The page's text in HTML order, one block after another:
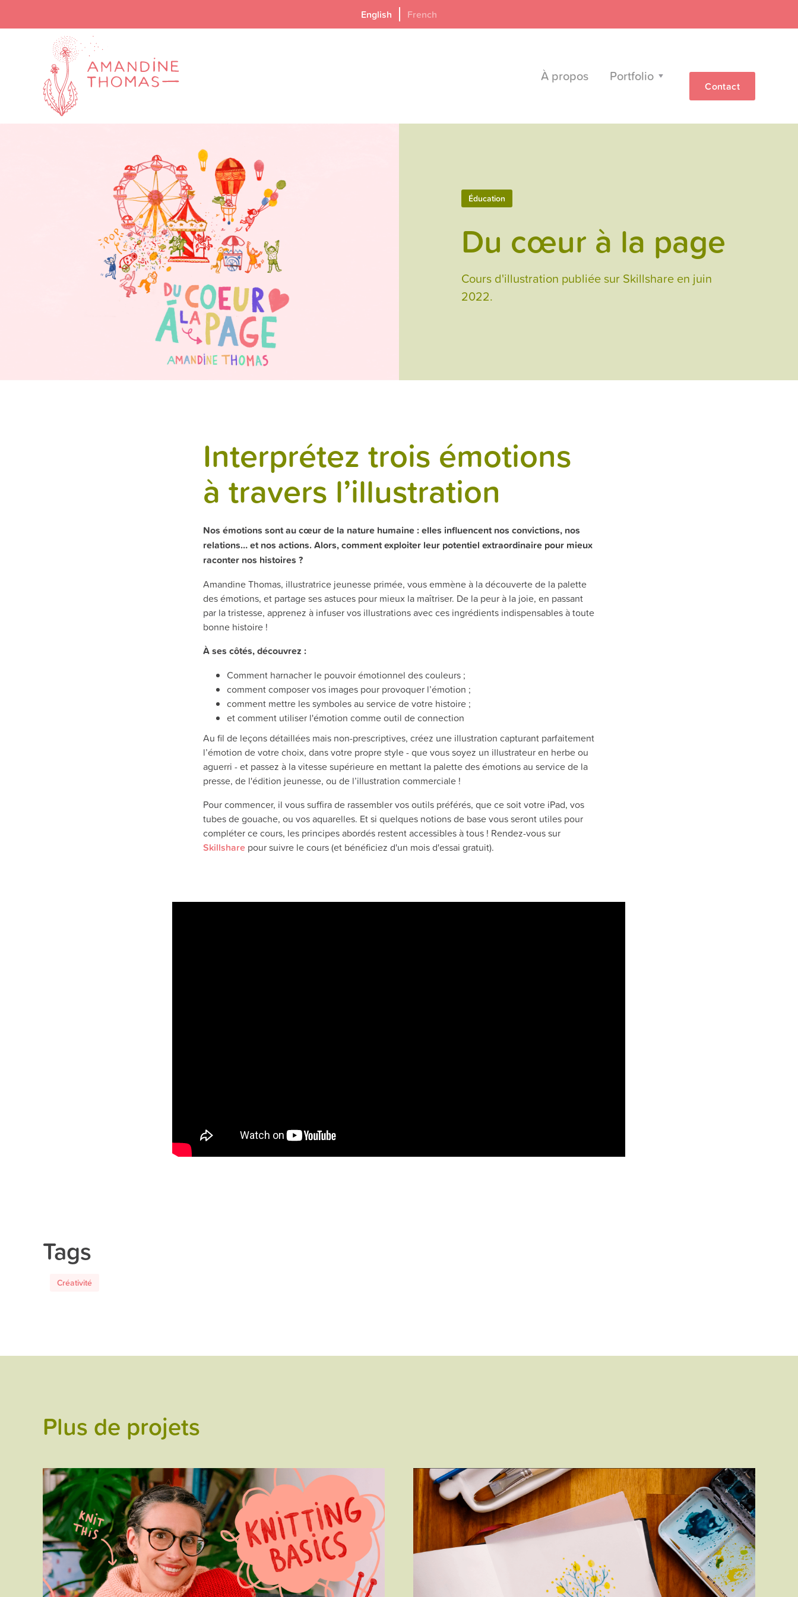
English French
À propos Portfolio
Contact
Éducation
Du cœur à la page
Cours d'illustration publiée sur Skillshare en juin
2022.
Interprétez trois émotions
à travers l’illustration
Nos émotions sont au cœur de la nature humaine : elles influencent nos convictions, nos
relations… et nos actions. Alors, comment exploiter leur potentiel extraordinaire pour mieux
raconter nos histoires ?
Amandine Thomas, illustratrice jeunesse primée, vous emmène à la découverte de la palette
des émotions, et partage ses astuces pour mieux la maîtriser. De la peur à la joie, en passant
par la tristesse, apprenez à infuser vos illustrations avec ces ingrédients indispensables à toute
bonne histoire !
À ses côtés, découvrez :
Comment harnacher le pouvoir émotionnel des couleurs ;
comment composer vos images pour provoquer l’émotion ;
comment mettre les symboles au service de votre histoire ;
et comment utiliser l'émotion comme outil de connection
Au fil de leçons détaillées mais non-prescriptives, créez une illustration capturant parfaitement
l’émotion de votre choix, dans votre propre style - que vous soyez un illustrateur en herbe ou
aguerri - et passez à la vitesse supérieure en mettant la palette des émotions au service de la
presse, de l'édition jeunesse, ou de l’illustration commerciale !
Pour commencer, il vous suffira de rassembler vos outils préférés, que ce soit votre iPad, vos
tubes de gouache, ou vos aquarelles. Et si quelques notions de base vous seront utiles pour
compléter ce cours, les principes abordés restent accessibles à tous ! Rendez-vous sur
Skillshare pour suivre le cours (et bénéficiez d'un mois d'essai gratuit).
Tags
Créativité
Plus de projets